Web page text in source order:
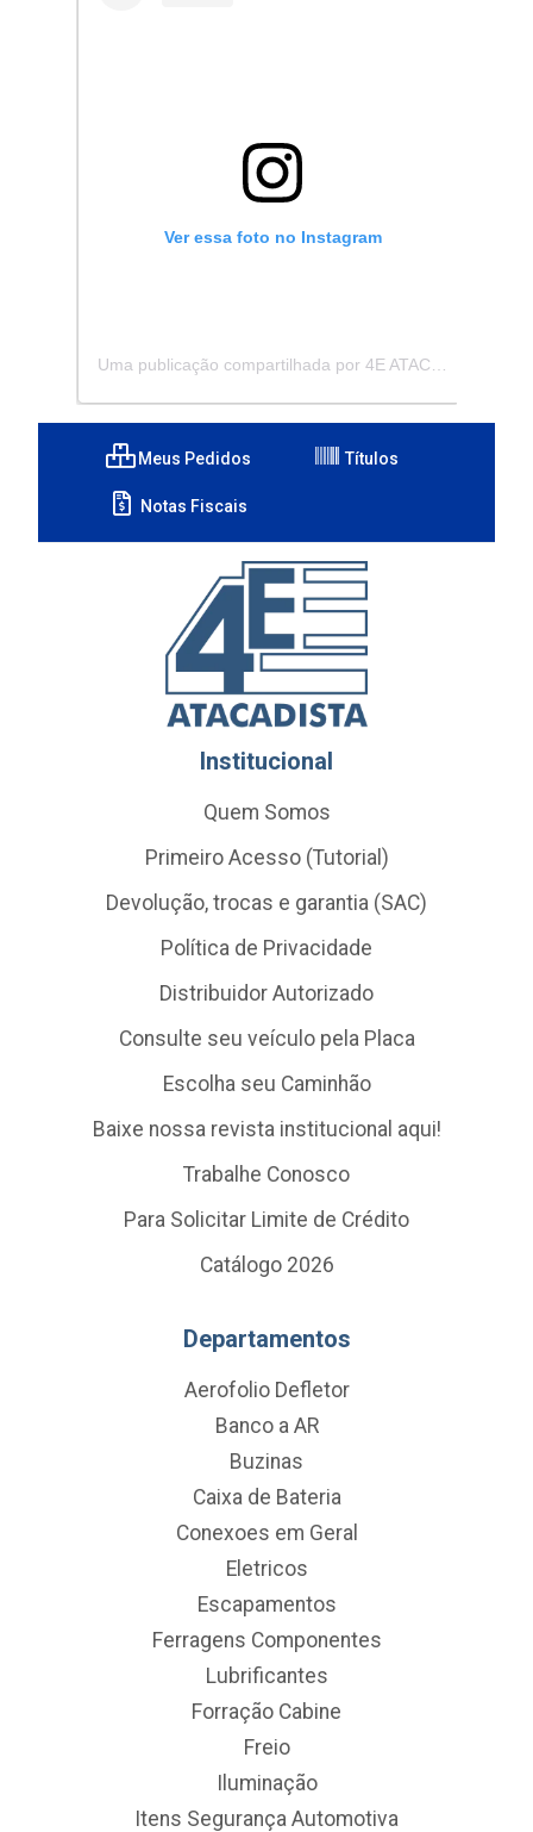
Ver essa foto no Instagram
Meus Pedidos Títulos
Notas Fiscais
Institucional
Quem Somos
Primeiro Acesso (Tutorial)
Devolução, trocas e garantia (SAC)
Política de Privacidade
Distribuidor Autorizado
Consulte seu veículo pela Placa
Escolha seu Caminhão
Baixe nossa revista institucional aqui!
Trabalhe Conosco
Para Solicitar Limite de Crédito
Catálogo 2026
Departamentos
Aerofolio Defletor
Banco a AR
Buzinas
Caixa de Bateria
Conexoes em Geral
Eletricos
Escapamentos
Ferragens Componentes
Lubrificantes
Forração Cabine
Freio
Iluminação
Itens Segurança Automotiva